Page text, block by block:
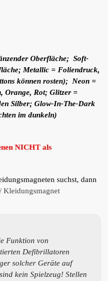
Oberfläche; Soft-
Metallic = Foliendruck,
können rosten); Neon =
Orange, Rot; Glitzer =
Silber; Glow-In-The-Dark
im dunkeln)
NICHT als
suchst, dann
Kleidungsmagnet
Funktion von
Defibrillatoren
solcher Geräte auf
kein Spielzeug! Stellen